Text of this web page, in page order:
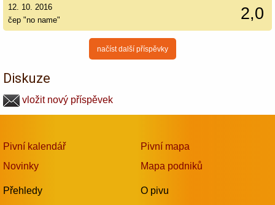
2,0
12. 10. 2016
čep "no name"
načíst další příspěvky
Diskuze
vložit nový příspěvek
Pivní kalendář
Novinky
Přehledy
Pivní mapa
Mapa podniků
O pivu